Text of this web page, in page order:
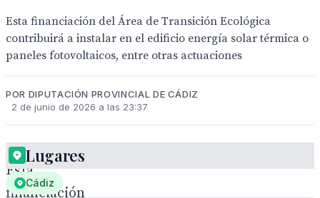
Esta financiación del Área de Transición Ecológica
contribuirá a instalar en el edificio energía solar térmica o
paneles fotovoltaicos, entre otras actuaciones
POR DIPUTACIÓN PROVINCIAL DE CÁDIZ
2 de junio de 2026 a las 23:37
Esta
financiación
Lugares
Cádiz